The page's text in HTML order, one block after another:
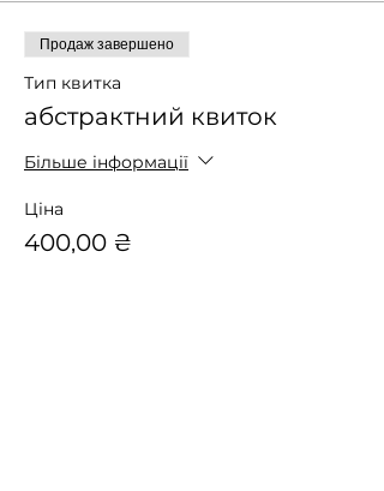
Продаж завершено
Тип квитка
абстрактний квиток
Більше інформації
Ціна
400,00 ₴